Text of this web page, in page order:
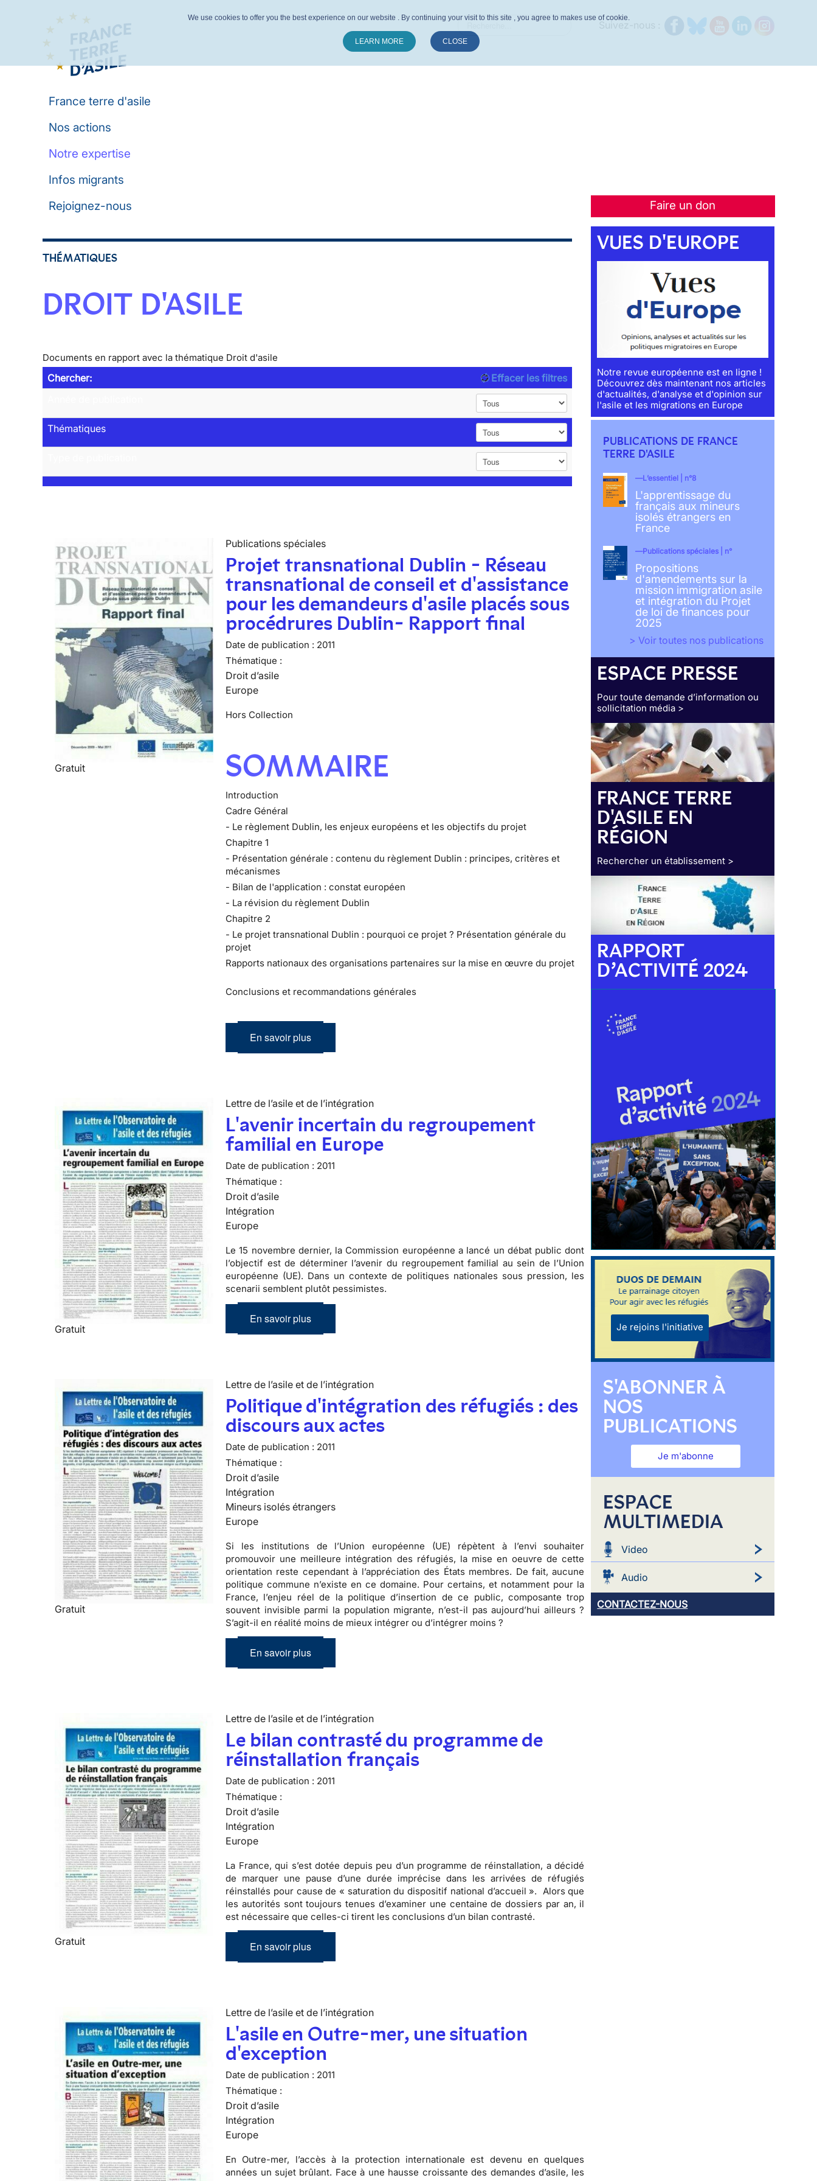
France terre d'asile
Nos actions
Notre expertise
Infos migrants
Faire un don
Rejoignez-nous
THÉMATIQUES
DROIT D'ASILE
Documents en rapport avec la thématique Droit d'asile
Chercher:
Effacer les filtres
Thématiques
Gratuit
Publications spéciales
Projet transnational Dublin - Réseau
transnational de conseil et d'assistance
pour les demandeurs d'asile placés sous
procédrures Dublin- Rapport final
Date de publication : 2011
Thématique :
Droit d’asile
Europe
Hors Collection
SOMMAIRE
Introduction
Cadre Général
- Le règlement Dublin, les enjeux européens et les objectifs du projet
Chapitre 1
- Présentation générale : contenu du règlement Dublin : principes, critères et
mécanismes
- Bilan de l'application : constat européen
- La révision du règlement Dublin
Chapitre 2
- Le projet transnational Dublin : pourquoi ce projet ? Présentation générale du
projet
Rapports nationaux des organisations partenaires sur la mise en œuvre du projet
Conclusions et recommandations générales
En savoir plus
Gratuit
Lettre de l’asile et de l’intégration
L'avenir incertain du regroupement
familial en Europe
Date de publication : 2011
Thématique :
Droit d’asile
Intégration
Europe
Le 15 novembre dernier, la Commission européenne a lancé un débat public dont
l’objectif est de déterminer l’avenir du regroupement familial au sein de l’Union
européenne (UE). Dans un contexte de politiques nationales sous pression, les
scenarii semblent plutôt pessimistes.
En savoir plus
Gratuit
Lettre de l’asile et de l’intégration
Politique d'intégration des réfugiés : des
discours aux actes
Date de publication : 2011
Thématique :
Droit d’asile
Intégration
Mineurs isolés étrangers
Europe
Si les institutions de l’Union européenne (UE) répètent à l’envi souhaiter
promouvoir une meilleure intégration des réfugiés, la mise en oeuvre de cette
orientation reste cependant à l’appréciation des États membres. De fait,aucune
politique commune n’existe en ce domaine. Pour certains, et notamment pour la
France, l’enjeu réel de la politique d’insertion de ce public, composante trop
souvent invisible parmi la population migrante, n’est-il pas aujourd’hui ailleurs ?
S’agit-il en réalité moins de mieux intégrer ou d’intégrer moins ?
En savoir plus
Gratuit
Lettre de l’asile et de l’intégration
Le bilan contrasté du programme de
réinstallation français
Date de publication : 2011
Thématique :
Droit d’asile
Intégration
Europe
La France, qui s’est dotée depuis peu d’un programme de réinstallation, a décidé
de marquer une pause d’une durée imprécise dans les arrivées de réfugiés
réinstallés pour cause de « saturation du dispositif national d’accueil ». Alors que
les autorités sont toujours tenues d’examiner une centaine de dossiers par an, il
est nécessaire que celles-ci tirent les conclusions d’un bilan contrasté.
En savoir plus
Lettre de l’asile et de l’intégration
L'asile en Outre-mer, une situation
d'exception
Date de publication : 2011
Thématique :
Droit d’asile
Intégration
Europe
En Outre-mer, l’accès à la protection internationale est devenu en quelques
années un sujet brûlant. Face à une hausse croissante des demandes d’asile, les
VUES D'EUROPE
Notre revue européenne est en ligne !
Découvrez dès maintenant nos articles
d'actualités, d'analyse et d'opinion sur
l'asile et les migrations en Europe
PUBLICATIONS DE FRANCE
TERRE D'ASILE
L’essentiel | n°8
L'apprentissage du
français aux mineurs
isolés étrangers en
France
Publications spéciales | n°
Propositions
d'amendements sur la
mission immigration asile
et intégration du Projet
de loi de finances pour
2025
> Voir toutes nos publications
ESPACE PRESSE
Pour toute demande d’information ou
sollicitation média >
FRANCE TERRE
D'ASILE EN
RÉGION
Rechercher un établissement >
RAPPORT
D’ACTIVITÉ 2024
Je rejoins l'initiative
S'ABONNER À
NOS
PUBLICATIONS
Je m'abonne
ESPACE
MULTIMEDIA
Video
Audio
CONTACTEZ-NOUS
We use cookies to offer you the best experience on our website . By continuing your visit to this site , you agree to makes use of cookie.
LEARN MORE CLOSE